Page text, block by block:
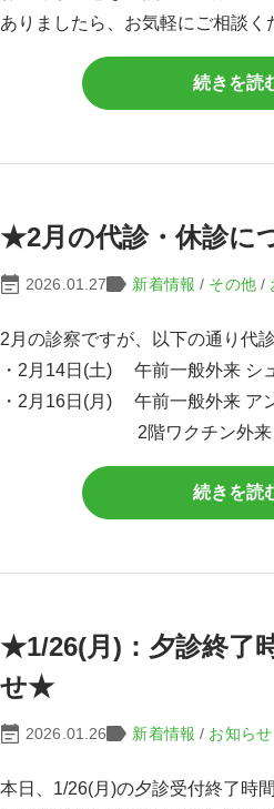
ありましたら、お気軽にご相談く
続きを読
★2月の代診・休診に
2026.01.27 新着情報 / その他/
2月の診察ですが、以下の通り代
・2月14日(土) 午前一般外来 シ
・2月16日(月) 午前一般外来 ア
2階ワクチン外来
続きを読
★1/26(月)：夕診終了
せ★
2026.01.26 新着情報 / お知らせ
本日、1/26(月)の夕診受付終了時